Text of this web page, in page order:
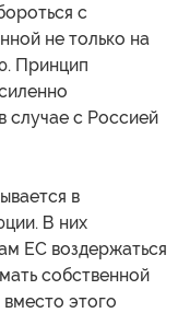
с
не только на
Принцип
случае с Россией
в
В них
ЕС воздержаться
собственной
этого